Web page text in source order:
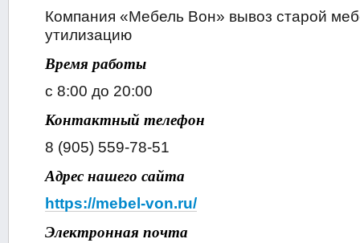
Компания «Мебель Вон» вывоз старой
утилизацию
Время работы
с 8:00 до 20:00
Контактный телефон
8 (905) 559-78-51
Адрес нашего сайта
https://mebel-von.ru/
Электронная почта